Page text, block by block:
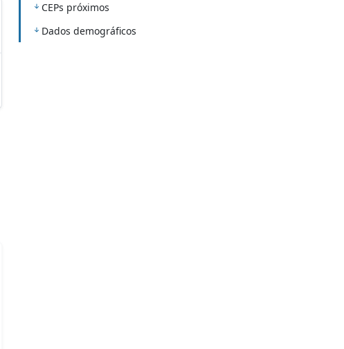
CEPs próximos
Dados demográficos